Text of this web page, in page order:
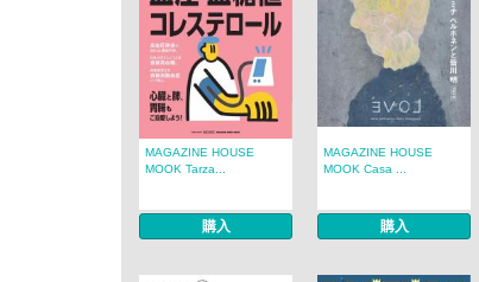
MAGAZINE HOUSE
MOOK Tarza...
購入
MAGAZINE HOUSE
MOOK Casa ...
購入